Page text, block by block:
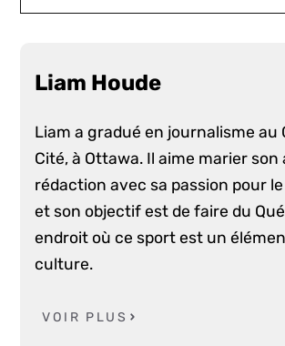
Liam Houde
Liam a gradué en journalisme au
Cité, à Ottawa. Il aime marier son
rédaction avec sa passion pour
et son objectif est de faire du
endroit où ce sport est un
culture.
VOIR PLUS